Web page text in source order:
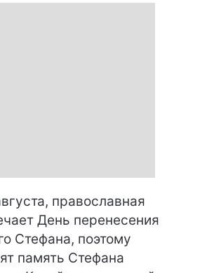
православная
День перенесения
Стефана, поэтому
память Стефана